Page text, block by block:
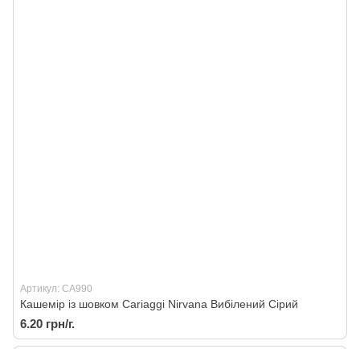
Артикул: CA990
Кашемір із шовком Cariaggi Nirvana Вибілений Сірий
6.20 грн/г.